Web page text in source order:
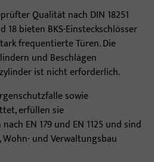
Qualität nach DIN 18251
18 bieten BKS-Einsteckschlösser
frequentierte Türen. Die
und Beschlägen
ist nicht erforderlich.
sowie
erfüllen sie
EN 179 und EN 1125 und sind
und Verwaltungsbau